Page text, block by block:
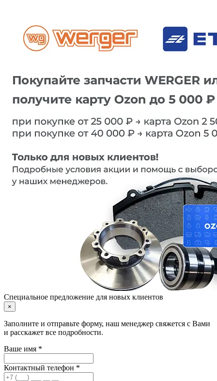
Специальное предложение для новых клиентов
×
Заполните и отправьте форму, наш менеджер свяжется с Вами
и расскажет все подробности.
Ваше имя *
Контактный телефон *